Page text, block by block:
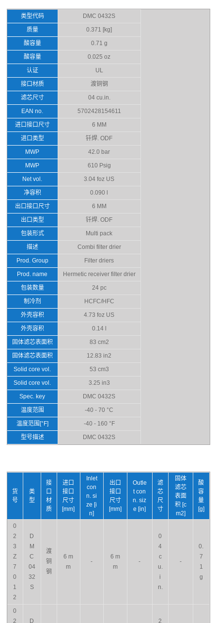
类型代码
DMC 0432S
质量
0.371 [kg]
酸容量
0.71 g
酸容量
0.025 oz
认证
UL
接口材质
渡铜钢
滤芯尺寸
04 cu.in.
EAN no.
5702428154611
进口接口尺寸
6 MM
进口类型
钎焊. ODF
MWP
42.0 bar
MWP
610 Psig
Net vol.
3.04 foz US
净容积
0.090 l
出口接口尺寸
6 MM
出口类型
钎焊. ODF
包装形式
Multi pack
描述
Combi filter drier
Prod. Group
Filter driers
Prod. name
Hermetic receiver filter drier
包装数量
24 pc
制冷剂
HCFC/HFC
外壳容积
4.73 foz US
外壳容积
0.14 l
固体滤芯表面积
83 cm2
固体滤芯表面积
12.83 in2
Solid core vol.
53 cm3
Solid core vol.
3.25 in3
Spec. key
DMC 0432S
温度范围
-40 - 70 °C
温度范围[°F]
-40 - 160 °F
型号描述
DMC 0432S
货
号
类
型
接
口
材
质
进口
接口
尺寸
[mm]
Inlet
con
n. si
ze [i
n]
出口
接口
尺寸
[mm]
Outle
t con
n. siz
e [in]
滤
芯
尺
寸
固体
滤芯
表面
积 [c
m2]
酸
容
量
[g]
0
2
3
Z
7
0
1
2
D
M
C
04
32
S
渡
铜
钢
6 m
m
-
6 m
m
-
0
4
c
u.
i
n.
-
0.
7
1
g
0
2
D 2